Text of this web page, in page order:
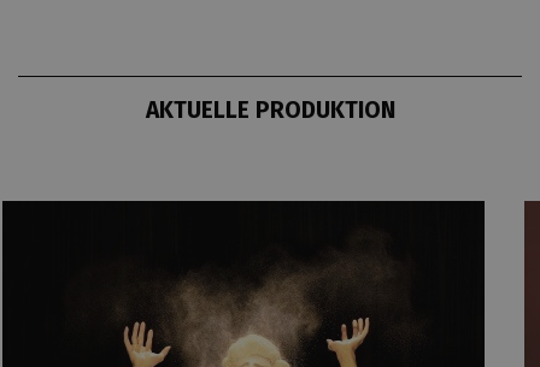
AKTUELLE PRODUKTION